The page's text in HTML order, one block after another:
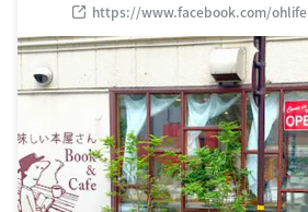
https://www.facebook.com/ohlife